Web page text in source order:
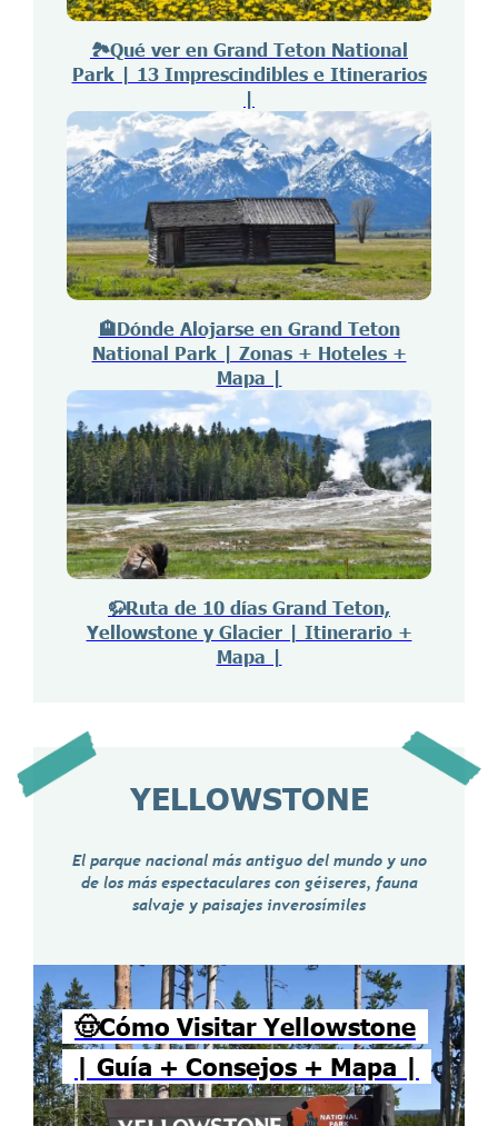
🏞️Qué ver en Grand Teton National
Park | 13 Imprescindibles e Itinerarios
|
🏨Dónde Alojarse en Grand Teton
National Park | Zonas + Hoteles +
Mapa |
🦬Ruta de 10 días Grand Teton,
Yellowstone y Glacier | Itinerario +
Mapa |
YELLOWSTONE
El parque nacional más antiguo del mundo y uno
de los más espectaculares con géiseres, fauna
salvaje y paisajes inverosímiles
🤠Cómo Visitar Yellowstone
| Guía + Consejos + Mapa |